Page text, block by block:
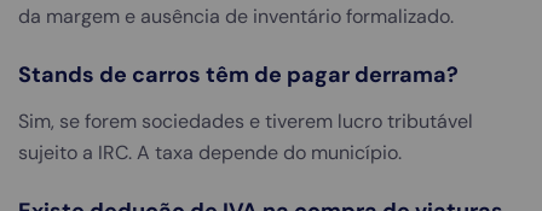
da margem e ausência de inventário formalizado.
Stands de carros têm de pagar derrama?
Sim, se forem sociedades e tiverem lucro tributável
sujeito a IRC. A taxa depende do município.